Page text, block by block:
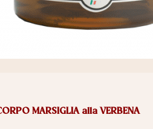
MARSIGLIA alla VERBENA